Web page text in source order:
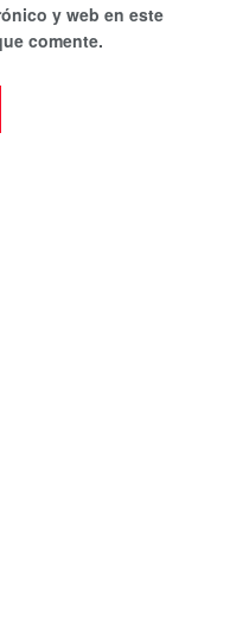
y web en este
comente.